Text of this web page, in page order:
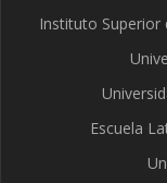
Instituto Superior
Escuela